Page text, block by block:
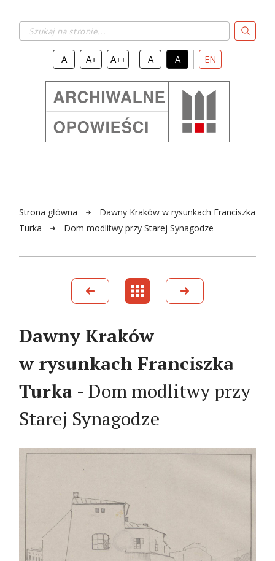
A A+ A++ A A EN
Strona główna
Dawny Kraków w rysunkach Franciszka
Turka
Dom modlitwy przy Starej Synagodze
Dawny Kraków
w rysunkach Franciszka
Turka -Dom modlitwy przy
Starej Synagodze